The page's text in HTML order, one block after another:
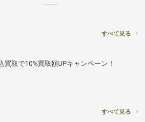
すべて見る
買取で10%買取額UPキャンペーン！
すべて見る